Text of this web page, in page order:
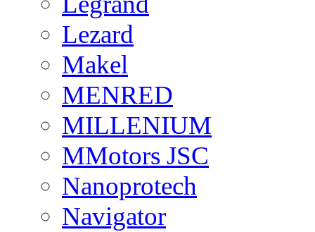
Lezard
Makel
MENRED
MILLENIUM
MMotors JSC
Nanoprotech
Navigator